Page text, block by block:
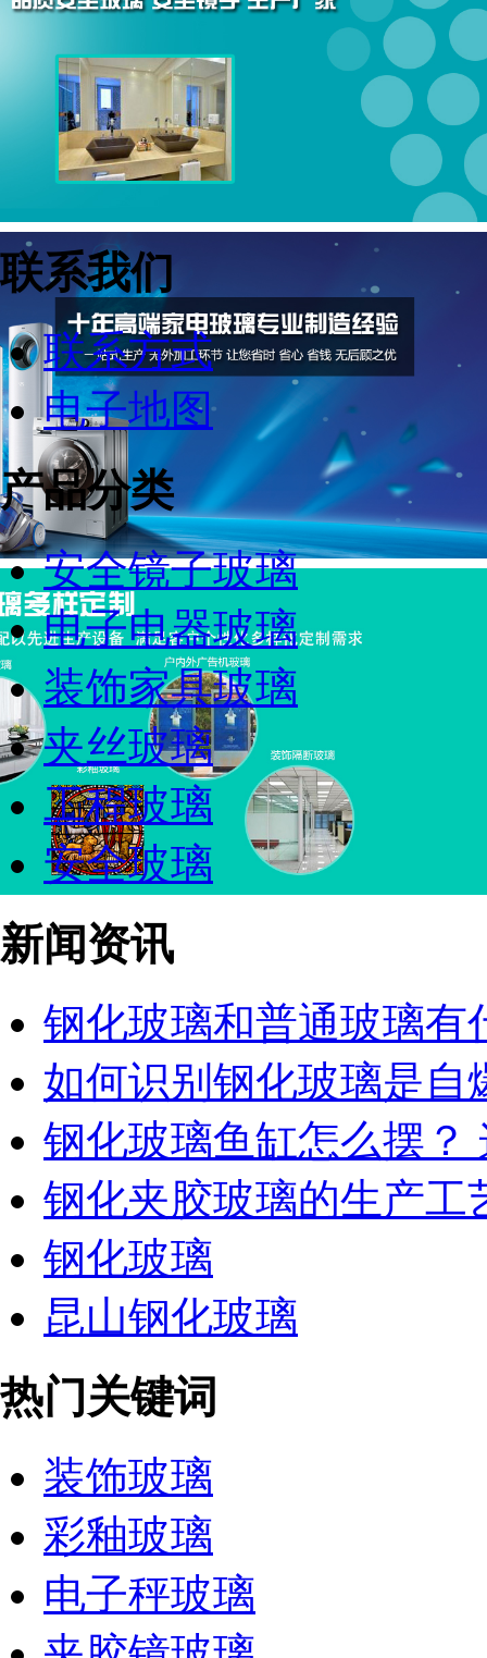
联系我们
联系方式
电子地图
产品分类
安全镜子玻璃
电子电器玻璃
装饰家具玻璃
夹丝玻璃
工程玻璃
安全玻璃
新闻资讯
钢化玻璃和普通玻璃有
如何识别钢化玻璃是自
钢化玻璃鱼缸怎么摆？
钢化夹胶玻璃的生产工
钢化玻璃
昆山钢化玻璃
热门关键词
装饰玻璃
彩釉玻璃
电子秤玻璃